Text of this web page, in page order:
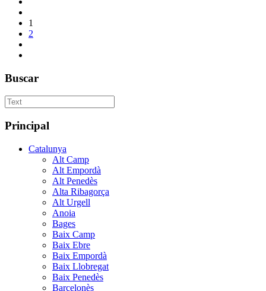
1
2
Buscar
Principal
Catalunya
Alt Camp
Alt Empordà
Alt Penedès
Alta Ribagorça
Alt Urgell
Anoia
Bages
Baix Camp
Baix Ebre
Baix Empordà
Baix Llobregat
Baix Penedès
Barcelonès